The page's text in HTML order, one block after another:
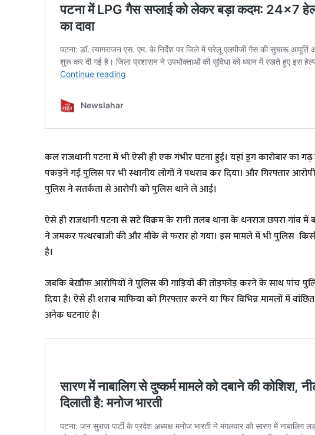
कल राजधानी पटना में भी ऐसी ही एक गंभीर घटना हुई। यहां ड्रग कारोबार का
पकड़ने गई पुलिस पर भी स्थानीय लोगों ने पथराव कर दिया। और गिरफ्तार
पुलिस ने सतर्कता से आरोपी को पुलिस थाने ले आई।
ऐसे ही राजधानी पटना से सटे विक्रम के रानी तलब थाना के धनराज छपरा गांव
ने जमकर पत्थरबाजी की और मौके से फरार हो गया। इस मामले में भी पुलिस
है।
जबकि बेखौफ आरोपियों ने पुलिस की गाड़ियों की तोड़फोड़ करने के साथ पांच
दिया है। ऐसे ही शराब माफिया को गिरफ्तार करने या फिर विभिन्न मामलों में
अनेक घटनाएं हैं।